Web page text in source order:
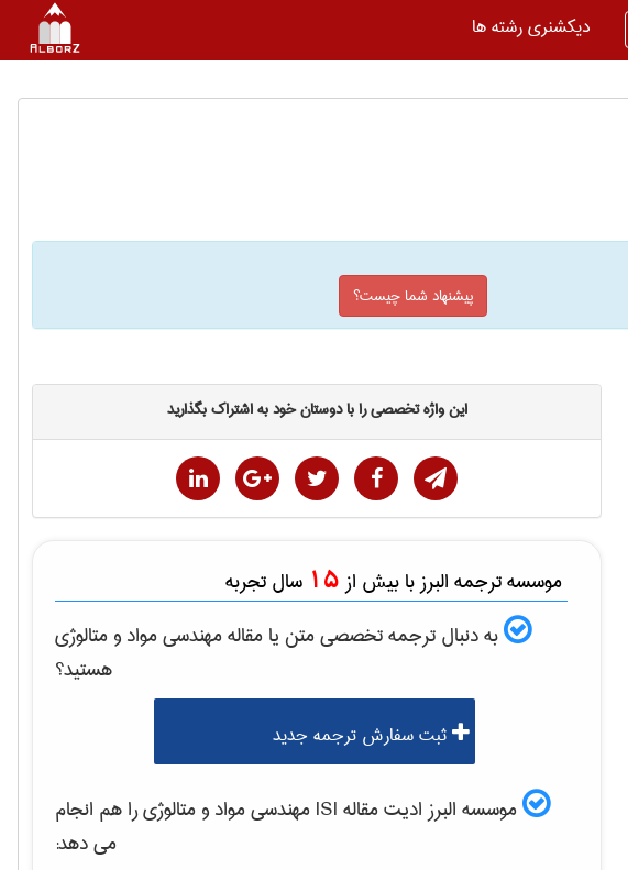
دیکشنری رشته ها
پیشنهاد شما چیست؟
این واژه تخصصی را با دوستان خود به اشتراک بگذارید
موسسه ترجمه البرز با بیش از 15 سال تجربه
به دنبال ترجمه تخصصی متن یا مقالهمهندسی مواد و متالوژی
هستید؟
ثبت سفارش ترجمه جدید
موسسه البرز ادیت مقاله ISI مهندسی مواد و متالوژیرا هم انجام
می دهد: